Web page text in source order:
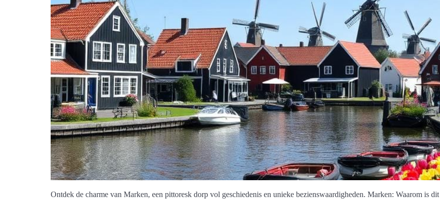
Ontdek de charme van Marken, een pittoresk dorp vol geschiedenis en unieke bezienswaardigheden. Marken: Waarom is